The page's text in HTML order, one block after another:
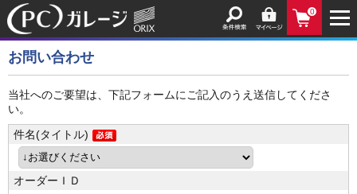
0
お問い合わせ
当社へのご要望は、下記フォームにご記入のうえ送信してくださ
い。
件名(タイトル)
オーダーＩＤ